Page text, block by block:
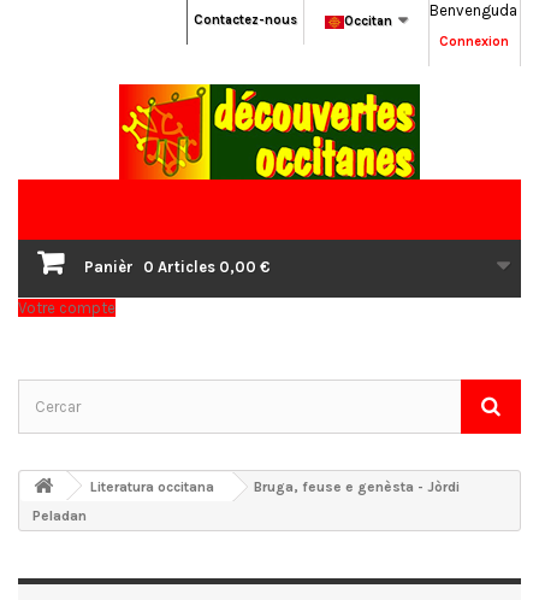
Benvenguda
Connexion
Occitan
Contactez-nous
Panièr 0 Articles 0,00 €
Votre compte
Literatura occitana
Bruga, feuse e genèsta - Jòrdi
Peladan